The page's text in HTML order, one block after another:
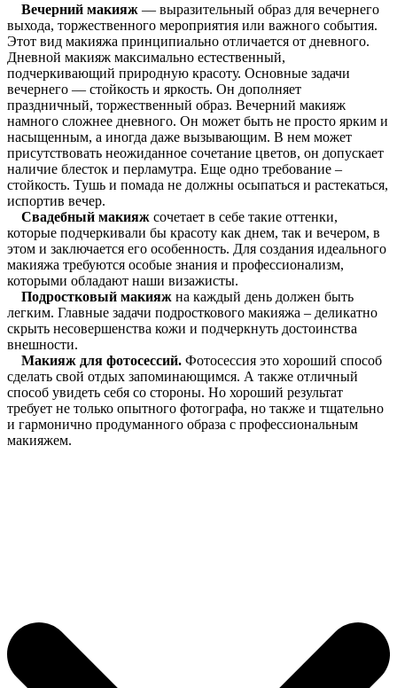
Вечерний макияж — выразительный образ для вечернего
выхода, торжественного мероприятия или важного события.
Этот вид макияжа принципиально отличается от дневного.
Дневной макияж максимально естественный,
подчеркивающий природную красоту. Основные задачи
вечернего — стойкость и яркость. Он дополняет
праздничный, торжественный образ. Вечерний макияж
намного сложнее дневного. Он может быть не просто ярким и
насыщенным, а иногда даже вызывающим. В нем может
присутствовать неожиданное сочетание цветов, он допускает
наличие блесток и перламутра. Еще одно требование –
стойкость. Тушь и помада не должны осыпаться и растекаться,
испортив вечер.
Свадебный макияж сочетает в себе такие оттенки,
которые подчеркивали бы красоту как днем, так и вечером, в
этом и заключается его особенность. Для создания идеального
макияжа требуются особые знания и профессионализм,
которыми обладают наши визажисты.
Подростковый макияж на каждый день должен быть
легким. Главные задачи подросткового макияжа – деликатно
скрыть несовершенства кожи и подчеркнуть достоинства
внешности.
Макияж для фотосессий. Фотосессия это хороший способ
сделать свой отдых запоминающимся. А также отличный
способ увидеть себя со стороны. Но хороший результат
требует не только опытного фотографа, но также и тщательно
и гармонично продуманного образа с профессиональным
макияжем.